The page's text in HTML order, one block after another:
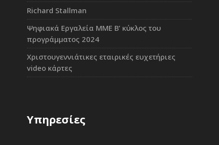
Richard Stallman
Ψηφιακά Εργαλεία ΜΜΕ Β’ κύκλος του
προγράμματος 2024
Χριστουγεννιάτικες εταιρικές ευχετήριες
video κάρτες
Υπηρεσίες